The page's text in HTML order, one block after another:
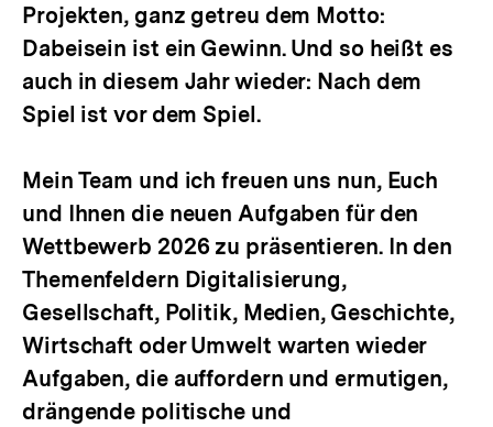
Projekten, ganz getreu dem Motto:
Dabeisein ist ein Gewinn. Und so heißt es
auch in diesem Jahr wieder: Nach dem
Spiel ist vor dem Spiel.
Mein Team und ich freuen uns nun, Euch
und Ihnen die neuen Aufgaben für den
Wettbewerb 2026 zu präsentieren. In den
Themenfeldern Digitalisierung,
Gesellschaft, Politik, Medien, Geschichte,
Wirtschaft oder Umwelt warten wieder
Aufgaben, die auffordern und ermutigen,
drängende politische und